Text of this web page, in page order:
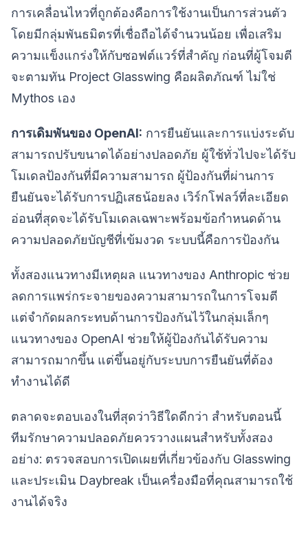
การเคลื่อนไหวที่ถูกต้องคือการใช้งานเป็นการส่วนตัว
โดยมีกลุ่มพันธมิตรที่เชื่อถือได้จำนวนน้อย เพื่อเสริม
ความแข็งแกร่งให้กับซอฟต์แวร์ที่สำคัญ ก่อนที่ผู้โจมตี
จะตามทัน Project Glasswing คือผลิตภัณฑ์ ไม่ใช่
Mythos เอง
การเดิมพันของ OpenAI: การยืนยันและการแบ่งระดับ
สามารถปรับขนาดได้อย่างปลอดภัย ผู้ใช้ทั่วไปจะได้รับ
โมเดลป้องกันที่มีความสามารถ ผู้ป้องกันที่ผ่านการ
ยืนยันจะได้รับการปฏิเสธน้อยลง เวิร์กโฟลว์ที่ละเอียด
อ่อนที่สุดจะได้รับโมเดลเฉพาะพร้อมข้อกำหนดด้าน
ความปลอดภัยบัญชีที่เข้มงวด ระบบนี้คือการป้องกัน
ทั้งสองแนวทางมีเหตุผล แนวทางของ Anthropic ช่วย
ลดการแพร่กระจายของความสามารถในการโจมตี
แต่จำกัดผลกระทบด้านการป้องกันไว้ในกลุ่มเล็กๆ
แนวทางของ OpenAI ช่วยให้ผู้ป้องกันได้รับความ
สามารถมากขึ้น แต่ขึ้นอยู่กับระบบการยืนยันที่ต้อง
ทำงานได้ดี
ตลาดจะตอบเองในที่สุดว่าวิธีใดดีกว่า สำหรับตอนนี้
ทีมรักษาความปลอดภัยควรวางแผนสำหรับทั้งสอง
อย่าง: ตรวจสอบการเปิดเผยที่เกี่ยวข้องกับ Glasswing
และประเมิน Daybreak เป็นเครื่องมือที่คุณสามารถใช้
งานได้จริง